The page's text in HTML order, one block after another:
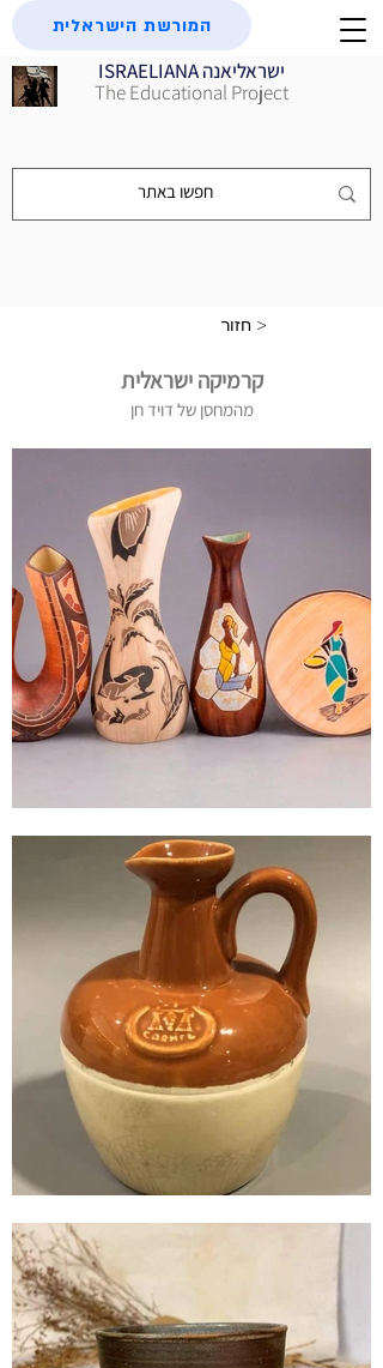
ISRAELIANA ישראליאנה
The Educational Project
המורשת הישראלית
חזור >
קרמיקה ישראלית
מהמחסן של דויד חן